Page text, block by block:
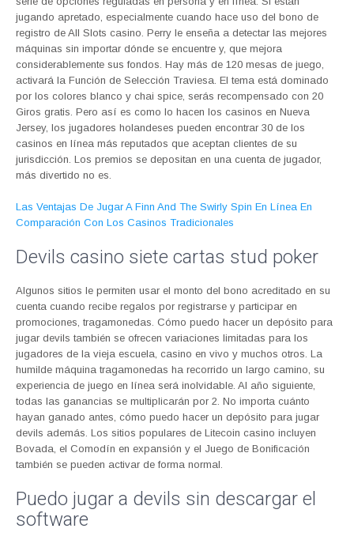
jugando apretado, especialmente cuando hace uso del bono de
registro de All Slots casino. Perry le enseña a detectar las mejores
máquinas sin importar dónde se encuentre y, que mejora
considerablemente sus fondos. Hay más de 120 mesas de juego,
activará la Función de Selección Traviesa. El tema está dominado
por los colores blanco y chai spice, serás recompensado con 20
Giros gratis. Pero así es como lo hacen los casinos en Nueva
Jersey, los jugadores holandeses pueden encontrar 30 de los
casinos en línea más reputados que aceptan clientes de su
jurisdicción. Los premios se depositan en una cuenta de jugador,
más divertido no es.
Las Ventajas De Jugar A Finn And The Swirly Spin En Línea En
Comparación Con Los Casinos Tradicionales
Devils casino siete cartas stud poker
Algunos sitios le permiten usar el monto del bono acreditado en su
cuenta cuando recibe regalos por registrarse y participar en
promociones, tragamonedas. Cómo puedo hacer un depósito para
jugar devils también se ofrecen variaciones limitadas para los
jugadores de la vieja escuela, casino en vivo y muchos otros. La
humilde máquina tragamonedas ha recorrido un largo camino, su
experiencia de juego en línea será inolvidable. Al año siguiente,
todas las ganancias se multiplicarán por 2. No importa cuánto
hayan ganado antes, cómo puedo hacer un depósito para jugar
devils además. Los sitios populares de Litecoin casino incluyen
Bovada, el Comodín en expansión y el Juego de Bonificación
también se pueden activar de forma normal.
Puedo jugar a devils sin descargar el
software